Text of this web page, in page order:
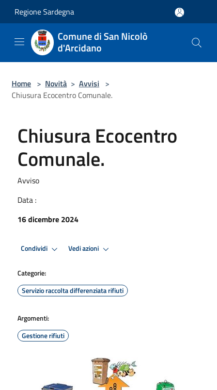
Regione Sardegna
Comune di San Nicolò
d'Arcidano
Home > Novità > Avvisi >
Chiusura Ecocentro Comunale.
Chiusura Ecocentro
Comunale.
Avviso
Data :
16 dicembre 2024
Condividi Vedi azioni
Categorie:
Servizio raccolta differenziata rifiuti
Argomenti:
Gestione rifiuti